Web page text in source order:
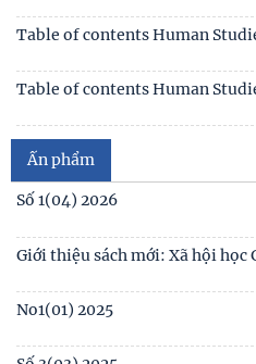
Thông báo 2773/TB-KHXH về
tiêu chuẩn, văn bằng, chứng
of contents Human Studies
of contents Human Studies
Mục lục Tạp chí Nghiên cứu
Ấn phẩm